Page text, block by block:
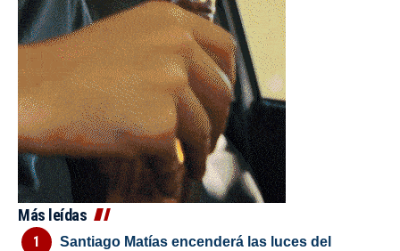
Más leídas
Santiago Matías encenderá las luces del